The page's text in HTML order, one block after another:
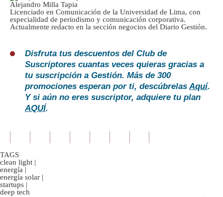
Alejandro Milla Tapia
Licenciado en Comunicación de la Universidad de Lima, con
especialidad de periodismo y comunicación corporativa.
Actualmente redacto en la sección negocios del Diario Gestión.
Disfruta tus descuentos del Club de
Suscriptores cuantas veces quieras gracias a
tu suscripción a Gestión. Más de 300
promociones esperan por ti, descúbrelasAquí.
Y si aún no eres suscriptor, adquiere tu plan
AQUÍ.
TAGS
clean light |
energía |
energía solar |
startups |
deep tech